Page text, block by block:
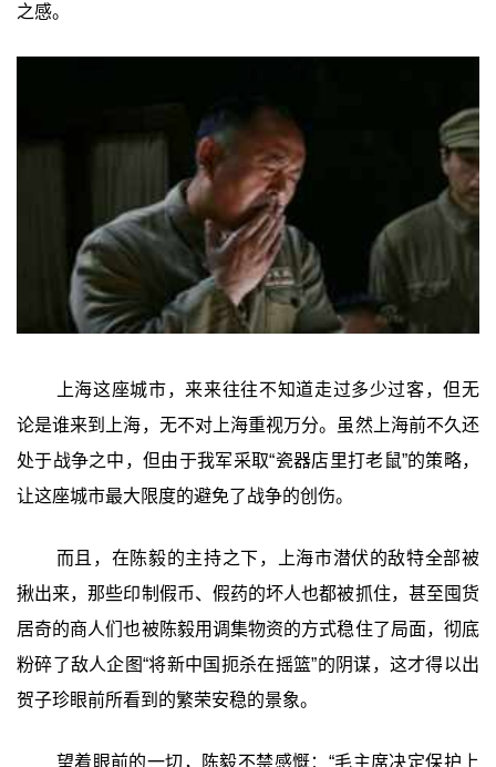
之感。
上海这座城市，来来往往不知道走过多少过客，但无
论是谁来到上海，无不对上海重视万分。虽然上海前不久还
处于战争之中，但由于我军采取“瓷器店里打老鼠”的策略，
让这座城市最大限度的避免了战争的创伤。
而且，在陈毅的主持之下，上海市潜伏的敌特全部被
揪出来，那些印制假币、假药的坏人也都被抓住，甚至囤货
居奇的商人们也被陈毅用调集物资的方式稳住了局面，彻底
粉碎了敌人企图“将新中国扼杀在摇篮”的阴谋，这才得以出
贺子珍眼前所看到的繁荣安稳的景象。
望着眼前的一切，陈毅不禁感慨：“毛主席决定保护上